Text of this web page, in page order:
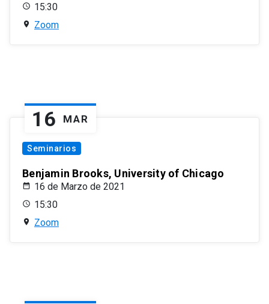
15:30
Zoom
16 MAR
Seminarios
Benjamin Brooks, University of Chicago
16 de Marzo de 2021
15:30
Zoom